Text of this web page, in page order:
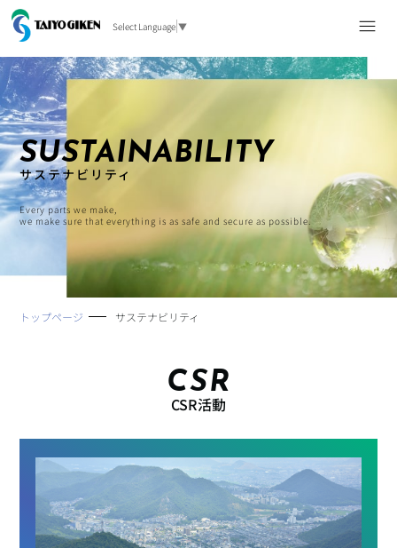
Select Language ▼
SUSTAINABILITY
サステナビリティ
Every parts we make,
we make sure that everything is as safe and secure as possible.
トップページ サステナビリティ
CSR
CSR活動